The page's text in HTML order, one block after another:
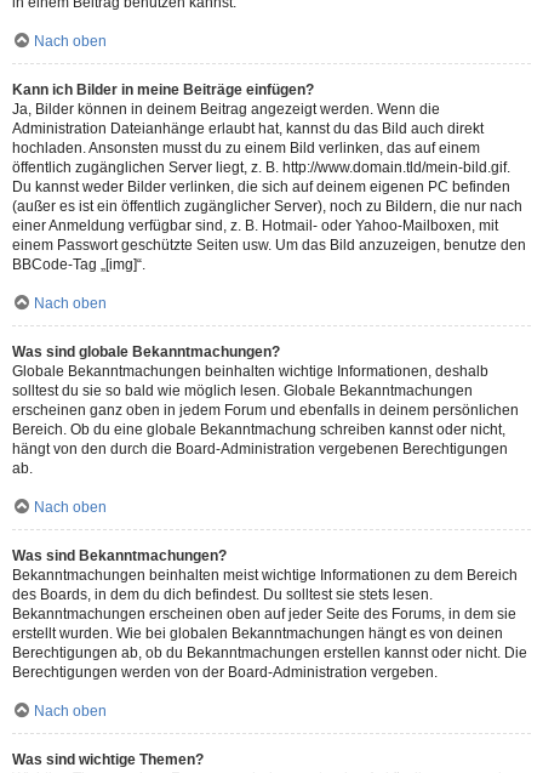
Nach oben
Kann ich Bilder in meine Beiträge einfügen?
Ja, Bilder können in deinem Beitrag angezeigt werden. Wenn die
Administration Dateianhänge erlaubt hat, kannst du das Bild auch direkt
hochladen. Ansonsten musst du zu einem Bild verlinken, das auf einem
öffentlich zugänglichen Server liegt, z. B. http://www.domain.tld/mein-bild.gif.
Du kannst weder Bilder verlinken, die sich auf deinem eigenen PC befinden
(außer es ist ein öffentlich zugänglicher Server), noch zu Bildern, die nur nach
einer Anmeldung verfügbar sind, z. B. Hotmail- oder Yahoo-Mailboxen, mit
einem Passwort geschützte Seiten usw. Um das Bild anzuzeigen, benutze den
BBCode-Tag „[img]“.
Nach oben
Was sind globale Bekanntmachungen?
Globale Bekanntmachungen beinhalten wichtige Informationen, deshalb
solltest du sie so bald wie möglich lesen. Globale Bekanntmachungen
erscheinen ganz oben in jedem Forum und ebenfalls in deinem persönlichen
Bereich. Ob du eine globale Bekanntmachung schreiben kannst oder nicht,
hängt von den durch die Board-Administration vergebenen Berechtigungen
ab.
Nach oben
Was sind Bekanntmachungen?
Bekanntmachungen beinhalten meist wichtige Informationen zu dem Bereich
des Boards, in dem du dich befindest. Du solltest sie stets lesen.
Bekanntmachungen erscheinen oben auf jeder Seite des Forums, in dem sie
erstellt wurden. Wie bei globalen Bekanntmachungen hängt es von deinen
Berechtigungen ab, ob du Bekanntmachungen erstellen kannst oder nicht. Die
Berechtigungen werden von der Board-Administration vergeben.
Nach oben
Was sind wichtige Themen?